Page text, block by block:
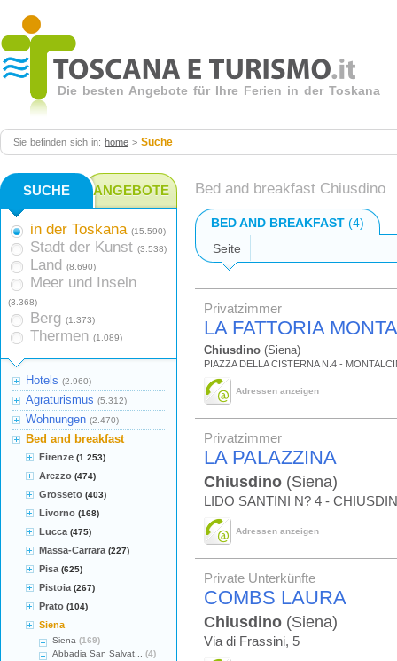
Die besten Angebote für Ihre Ferien in der Toskana
Sie befinden sich in: home > Suche
Bed and breakfast Chiusdino
BED AND BREAKFAST (4)
Seite
Privatzimmer
LA FATTORIA
Chiusdino (Siena)
PIAZZA DELLA CISTERNA N.4 -
Adressen anzeigen
Privatzimmer
LA PALAZZINA
Chiusdino (Siena)
LIDO SANTINI N? 4 -
Adressen anzeigen
Private Unterkünfte
COMBS LAURA
Chiusdino (Siena)
Via di Frassini, 5
SUCHE ANGEBOTE
in der Toskana (15.590)
Stadt der Kunst (3.538)
Land (8.690)
Meer und Inseln
(3.368)
Berg (1.373)
Thermen (1.089)
Hotels (2.960)
Agraturismus (5.312)
Wohnungen (2.470)
Bed and breakfast
Firenze (1.253)
Arezzo (474)
Grosseto (403)
Livorno (168)
Lucca (475)
Massa-Carrara (227)
Pisa (625)
Pistoia (267)
Prato (104)
Siena
Siena (169)
Abbadia San Salvat...
(4)